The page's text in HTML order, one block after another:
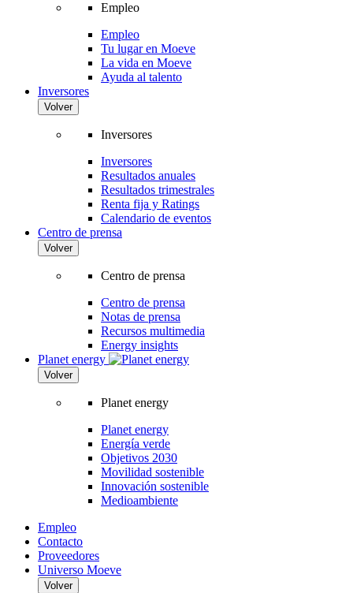
Empleo
Empleo
Tu lugar en Moeve
La vida en Moeve
Ayuda al talento
Inversores
Volver
Inversores
Inversores
Resultados anuales
Resultados trimestrales
Renta fija y Ratings
Calendario de eventos
Centro de prensa
Volver
Centro de prensa
Centro de prensa
Notas de prensa
Recursos multimedia
Energy insights
Planet energy
Volver
Planet energy
Planet energy
Energía verde
Objetivos 2030
Movilidad sostenible
Innovación sostenible
Medioambiente
Empleo
Contacto
Proveedores
Universo Moeve
Volver